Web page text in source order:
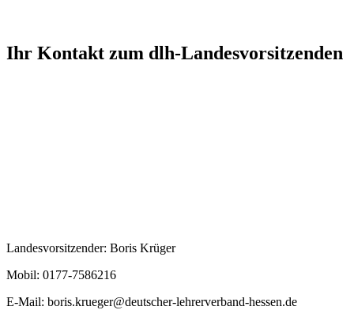
Ihr Kontakt zum dlh-Landesvorsitzenden
Landesvorsitzender: Boris Krüger
Mobil: 0177-7586216
E-Mail: boris.krueger@deutscher-lehrerverband-hessen.de